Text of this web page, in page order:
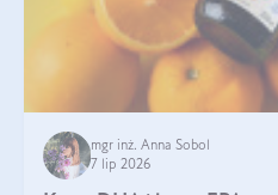
mgr inż. Anna Sobol
7 lip 2026